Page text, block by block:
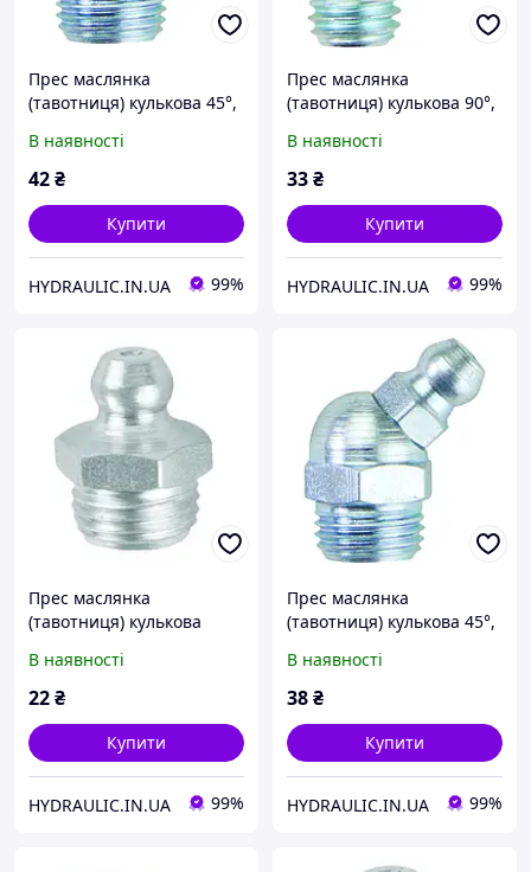
Прес маслянка
(тавотниця) кулькова 45°,
DIN71412 | UMETA
Німеччина
В наявності
42₴
Купити
HYDRAULIC.IN.UA 99%
Прес маслянка
(тавотниця) кулькова 90°,
DIN71412 | UMETA
Німеччина
В наявності
33₴
Купити
HYDRAULIC.IN.UA 99%
Прес маслянка
(тавотниця) кулькова
поштучно, DIN71412 |
UMETA Німеччина
В наявності
22₴
Купити
HYDRAULIC.IN.UA 99%
Прес маслянка
(тавотниця) кулькова 45°,
DIN71412 | UMETA
Німеччина
В наявності
38₴
Купити
HYDRAULIC.IN.UA 99%